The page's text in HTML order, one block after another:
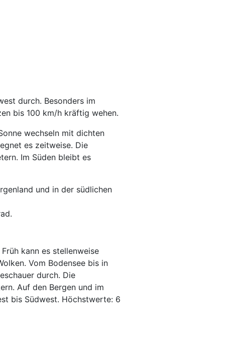
durch. Besonders im
bis 100 km/h kräftig wehen.
wechseln mit dichten
es zeitweise. Die
Im Süden bleibt es
und in der südlichen
kann es stellenweise
Vom Bodensee bis in
durch. Die
Auf den Bergen und im
bis Südwest. Höchstwerte: 6